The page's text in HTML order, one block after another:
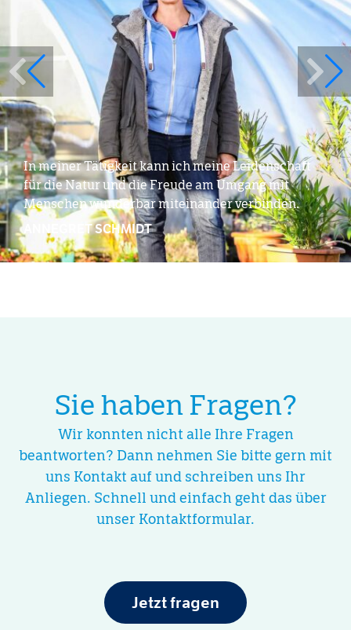
In meiner Tätigkeit kann ich meine Leidenschaft
für die Natur und die Freude am Umgang mit
Menschen wunderbar miteinander verbinden.
ANNEGRET SCHMIDT
Sie haben Fragen?
Wir konnten nicht alle Ihre Fragen
beantworten? Dann nehmen Sie bitte gern mit
uns Kontakt auf und schreiben uns Ihr
Anliegen. Schnell und einfach geht das über
unser Kontaktformular.
Jetzt fragen